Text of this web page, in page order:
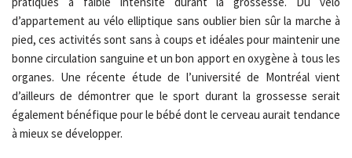
d’appartement au vélo elliptique sans oublier bien sûr la marche à
pied, ces activités sont sans à coups et idéales pour maintenir une
bonne circulation sanguine et un bon apport en oxygène à tous les
organes. Une récente étude de l’université de Montréal vient
d’ailleurs de démontrer que le sport durant la grossesse serait
également bénéfique pour le bébé dont le cerveau aurait tendance
à mieux se développer.